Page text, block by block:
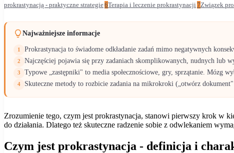
prokrastynacją - praktyczne strategie6Terapia i leczenie prokrastynacji 7Związek
Najważniejsze informacje
1 Prokrastynacja to świadome odkładanie zadań mimo negatywnych
2 Najczęściej pojawia się przy zadaniach skomplikowanych, nudnych lub
3 Typowe „zastępniki" to media społecznościowe, gry, sprzątanie. Mózg
4 Skuteczne metody to rozbicie zadania na mikrokroki („otwórz
Zrozumienie tego, czym jest prokrastynacja, stanowi pierwszy krok w
do działania. Dlatego też skuteczne radzenie sobie z odwlekaniem
Czym jest prokrastynacja - definicja i